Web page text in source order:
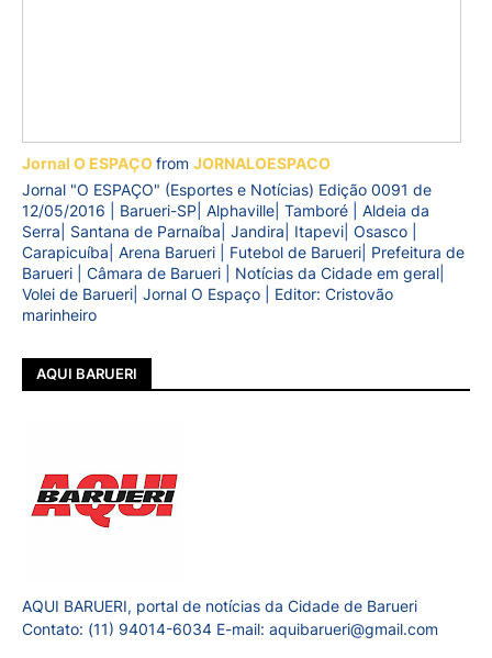
Jornal O ESPAÇOfrom JORNALOESPACO
Jornal "O ESPAÇO" (Esportes e Notícias) Edição 0091 de
12/05/2016 | Barueri-SP| Alphaville| Tamboré | Aldeia da
Serra| Santana de Parnaíba| Jandira| Itapevi| Osasco |
Carapicuíba| Arena Barueri | Futebol de Barueri| Prefeitura de
Barueri | Câmara de Barueri | Notícias da Cidade em geral|
Volei de Barueri| Jornal O Espaço | Editor: Cristovão
marinheiro
AQUI BARUERI
AQUI BARUERI, portal de notícias da Cidade de Barueri
Contato: (11) 94014-6034 E-mail: aquibarueri@gmail.com